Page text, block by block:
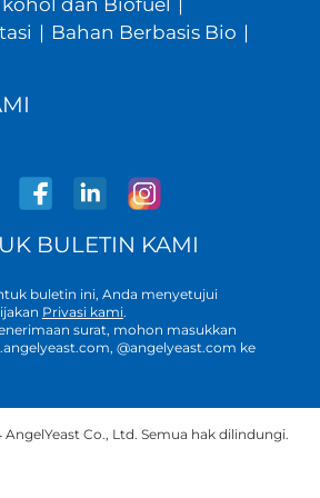
dan Biofuel |
| Bahan Berbasis Bio |
BULETIN KAMI
buletin ini, Anda menyetujui
Privasi kami.
surat, mohon masukkan
@angelyeast.com ke
Co., Ltd. Semua hak dilindungi.